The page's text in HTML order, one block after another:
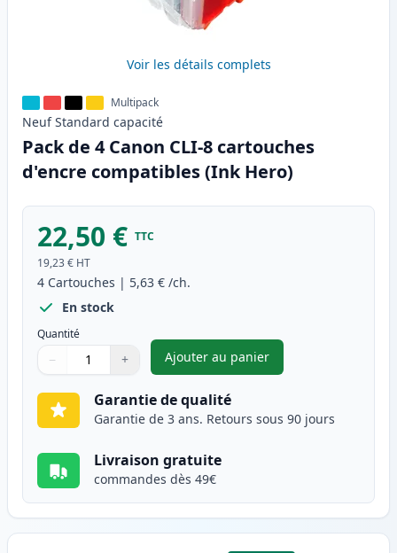
Voir les détails complets
Multipack
Neuf Standard capacité
Pack de 4 Canon CLI-8 cartouches
d'encre compatibles (Ink Hero)
22,50 € TTC
19,23 € HT
4 Cartouches | 5,63 € /ch.
En stock
Quantité
Quantité
Utilisez les boutons pour ajuster
− +
Quantité
Ajouter au panier
,Pack de 4 Canon CLI-8
Garantie de qualité
Garantie de 3 ans. Retours sous 90 jours
Livraison gratuite
commandes dès 49€